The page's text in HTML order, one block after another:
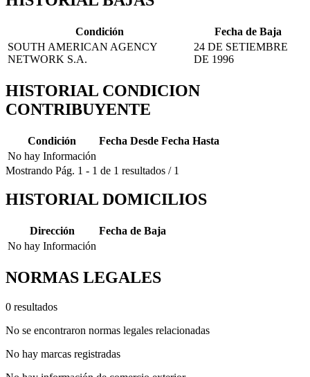
Condición
Fecha de Baja
SOUTH AMERICAN AGENCY
NETWORK S.A.
24 DE SETIEMBRE
DE 1996
HISTORIAL CONDICION
CONTRIBUYENTE
Condición Fecha Desde Fecha Hasta
No hay Información
Mostrando Pág. 1 - 1 de 1 resultados / 1
HISTORIAL DOMICILIOS
Dirección
Fecha de Baja
No hay Información
NORMAS LEGALES
0 resultados
No se encontraron normas legales relacionadas
No hay marcas registradas